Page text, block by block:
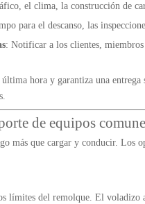
el clima, la construcción de
para el descanso, las
: Notificar a los clientes,
hora y garantiza una
de equipos
más que cargar y conducir. Los
límites del remolque. El